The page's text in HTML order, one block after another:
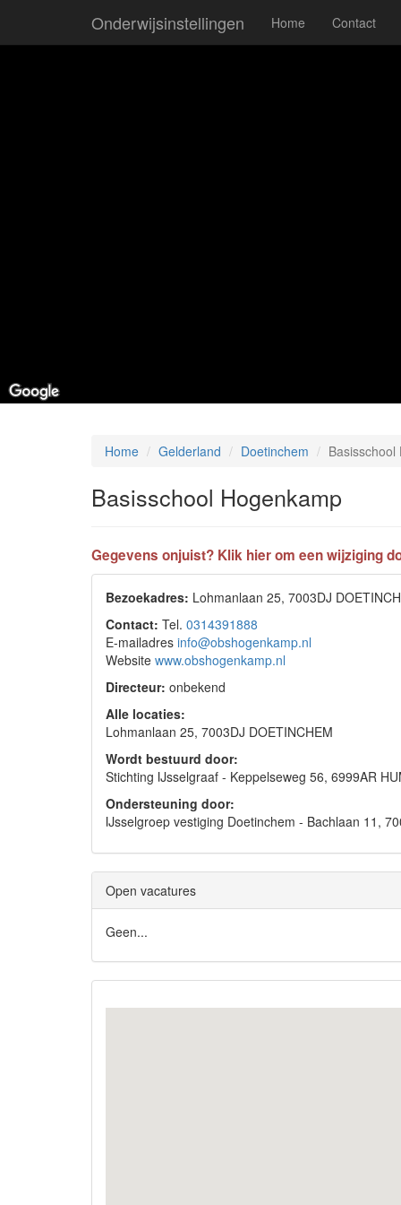
Onderwijsinstellingen Home Contact
Home Gelderland Doetinchem
Basisschool Hogenkamp
Gegevens onjuist? Klik hier om een wijziging
Bezoekadres: Lohmanlaan 25, 7003DJ
Contact: Tel. 0314391888
E-mailadres info@obshogenkamp.nl
Website www.obshogenkamp.nl
Directeur: onbekend
Alle locaties:
Lohmanlaan 25, 7003DJ DOETINCHEM
Wordt bestuurd door:
Stichting IJsselgraaf - Keppelseweg 56, 6999AR
Ondersteuning door:
IJsselgroep vestiging Doetinchem - Bachlaan 11,
Open vacatures
Geen...